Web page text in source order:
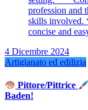
4 Dicembre 2024
Artigianato ed edilizia
Pittore/Pittrice
Baden!